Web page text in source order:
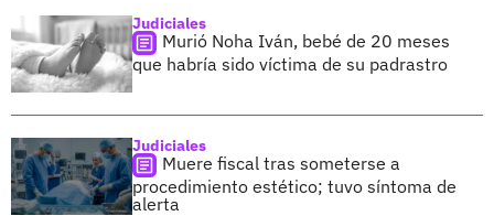
Judiciales
Murió Noha Iván, bebé de 20 meses
que habría sido víctima de su padrastro
Judiciales
Muere fiscal tras someterse a
procedimiento estético; tuvo síntoma de
alerta